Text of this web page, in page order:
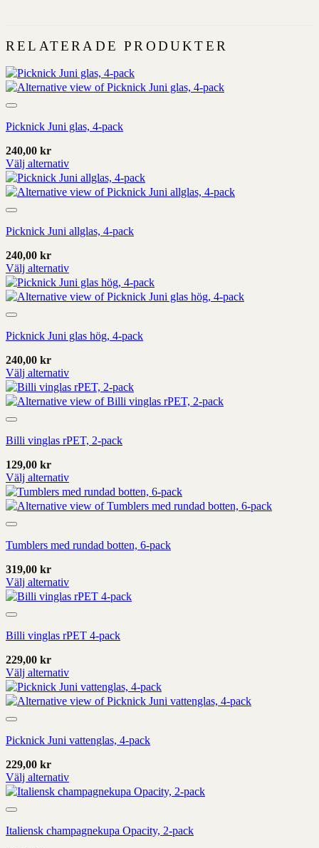
RELATERADE PRODUKTER
Picknick Juni glas, 4-pack
240,00 kr
Välj alternativ
Denna
produkt
har
som
väljas
på
produktens
sida
Picknick Juni allglas, 4-pack
240,00 kr
Välj alternativ
Denna
produkt
har
som
väljas
på
produktens
sida
Picknick Juni glas hög, 4-pack
240,00 kr
Välj alternativ
Denna
produkt
har
som
väljas
på
produktens
sida
Billi vinglas rPET, 2-pack
129,00 kr
Välj alternativ
Denna
produkt
har
som
väljas
på
produktens
sida
Tumblers med rundad botten, 6-pack
319,00 kr
Välj alternativ
Denna
produkt
alternativ
kan
väljas
på
produktens
sida
Billi vinglas rPET 4-pack
229,00 kr
Välj alternativ
Denna
produkt
har
som
väljas
på
produktens
sida
Picknick Juni vattenglas, 4-pack
229,00 kr
Välj alternativ
Denna
produkt
alternativ
Italiensk champagnekupa Opacity, 2-pack